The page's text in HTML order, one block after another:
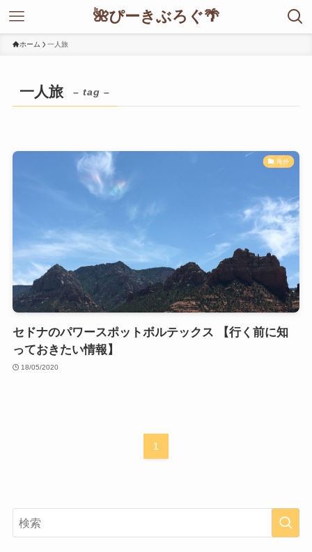
🌺ぴーきぶろぐ🌴
ホーム 一人旅
一人旅 – tag –
海外
セドナのパワースポットボルテックス 【行く前に知
っておきたい情報】
18/05/2020
1